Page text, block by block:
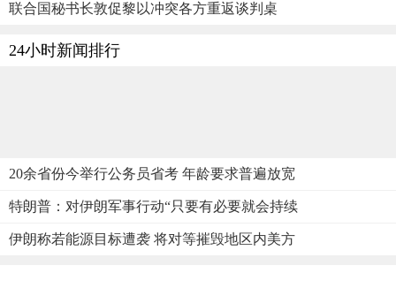
联合国秘书长敦促黎以冲突各方重返谈判桌
24小时新闻排行
20余省份今举行公务员省考 年龄要求普遍放宽
特朗普：对伊朗军事行动“只要有必要就会持续
伊朗称若能源目标遭袭 将对等摧毁地区内美方